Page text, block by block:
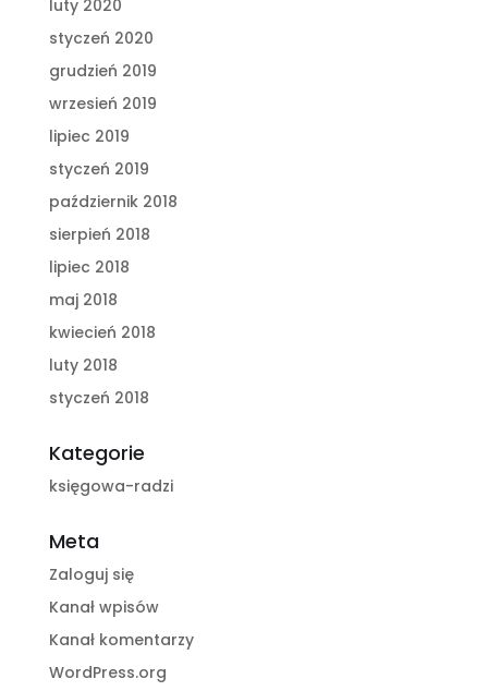
luty 2020
styczeń 2020
grudzień 2019
wrzesień 2019
lipiec 2019
styczeń 2019
październik 2018
sierpień 2018
lipiec 2018
maj 2018
kwiecień 2018
luty 2018
styczeń 2018
Kategorie
księgowa-radzi
Meta
Zaloguj się
Kanał wpisów
Kanał komentarzy
WordPress.org